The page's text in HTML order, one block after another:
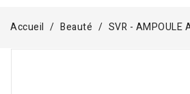
Accueil Beauté SVR - AMPOULE